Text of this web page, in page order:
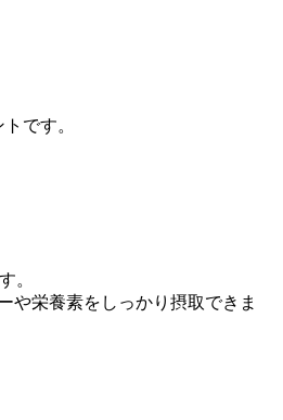
です。
。
や栄養素をしっかり摂取できま